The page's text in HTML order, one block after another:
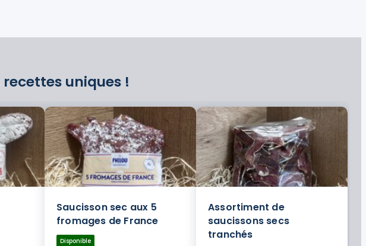
uniques !
Saucisson sec aux 5
fromages de France
Disponible
Assortiment de
saucissons secs
tranchés